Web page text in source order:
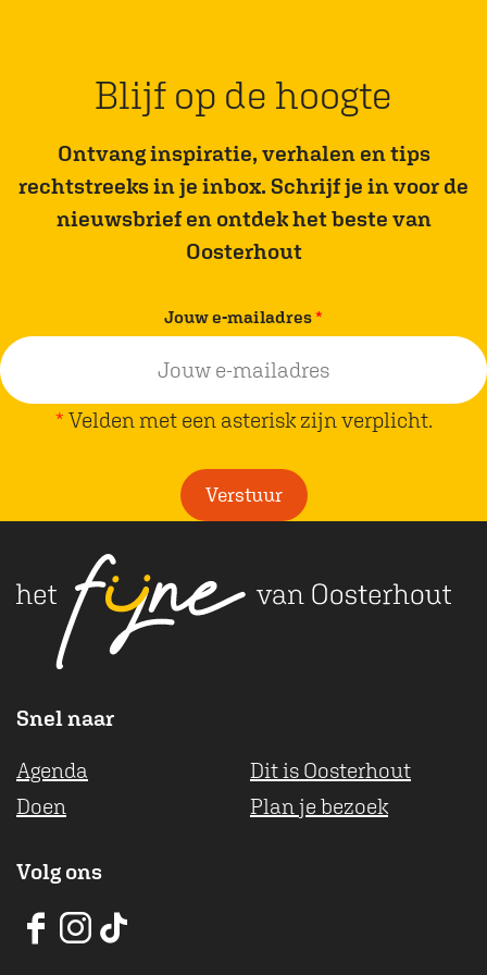
Blijf op de hoogte
Ontvang inspiratie, verhalen en tips
rechtstreeks in je inbox. Schrijf je in voor de
nieuwsbrief en ontdek het beste van
Oosterhout
Jouw e-mailadres*
r
p
* Velden met een asterisk zijn verplicht.
Verstuur
Snel naar
Agenda
Dit is Oosterhout
Doen
Plan je bezoek
Volg ons
V
V
V